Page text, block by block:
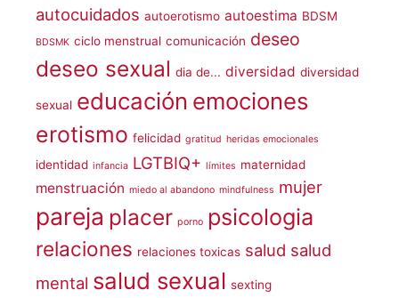
autocuidados autoerotismo autoestima BDSM
BDSMK ciclo menstrual comunicación deseo
deseo sexual dia de... diversidad diversidad
sexual educación emociones
erotismo felicidad gratitud heridas emocionales
identidad infancia LGTBIQ+ límites maternidad
menstruación miedo al abandono mindfulness mujer
pareja placer porno psicologia
relaciones relaciones toxicas salud salud
mental salud sexual sexting